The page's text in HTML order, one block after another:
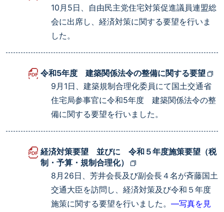
10月5日、自由民主党住宅対策促進議員連盟総
会に出席し、経済対策に関する要望を行いま
した。
令和5年度 建築関係法令の整備に関する要望
9月1日、建築規制合理化委員にて国土交通省
住宅局参事官に令和5年度 建築関係法令の整
備に関する要望を行いました。
経済対策要望 並びに 令和５年度施策要望（税
制・予算・規制合理化）
8月26日、芳井会長及び副会長４名が斉藤国土
交通大臣を訪問し、経済対策及び令和５年度
施策に関する要望を行いました。 ―写真を見